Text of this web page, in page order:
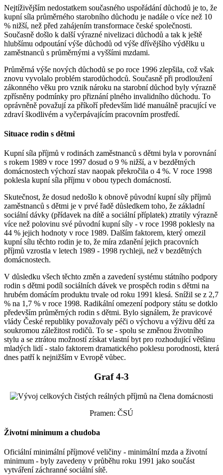
Nejtíživějším nedostatkem současného uspořádání důchodů je to, že
kupní síla průměrného starobního důchodu je nadále o více než 10
% nižší, než před zahájením transformace české společnosti.
Současně došlo k další výrazné nivelizaci důchodů a tak k ještě
hlubšímu odpoutání výše důchodů od výše dřívějšího výdělku u
zaměstnanců s průměrnými a vyššími mzdami.
Průměrná výše nových důchodů se po roce 1996 zlepšila, což však
znovu vyvolalo problém starodůchodců. Současně při prodloužení
zákonného věku pro vznik nároku na starobní důchod byly výrazně
zpřísněny podmínky pro přiznání plného invalidního důchodu. To
oprávněně považují za příkoří především lidé manuálně pracující ve
zdraví škodlivém a vyčerpávajícím pracovním prostředí.
Situace rodin s dětmi
Kupní síla příjmů v rodinách zaměstnanců s dětmi byla v porovnání
s rokem 1989 v roce 1997 dosud o 9 % nižší, a v bezdětných
domácnostech výchozí stav naopak překročila o 4 %. V roce 1998
poklesla kupní síla příjmu v obou typech domácností.
Skutečnost, že dosud nedošlo k obnově původní kupní síly příjmů
zaměstnanců s dětmi je v prvé řadě důsledkem toho, že základní
sociální dávky (přídavek na dítě a sociální příplatek) ztratily výrazně
více než polovinu své původní kupní síly - v roce 1998 poklesly na
44 % jejich hodnoty v roce 1989. Dalším faktorem, který omezil
kupní sílu těchto rodin je to, že míra zdanění jejich pracovních
příjmů vzrostla v letech 1989 - 1998 rychleji, než v bezdětných
domácnostech.
V důsledku všech těchto změn a zavedení systému státního podpory
rodin s dětmi podíl sociálních dávek ve prospěch rodin s dětmi na
hrubém domácím produktu trvale od roku 1991 klesá. Snížil se z 2,7
% na 1,7 % v roce 1998. Radikální omezení podpory státu se dotklo
především průměrných rodin s dětmi. Bylo signálem, že pravicové
vlády České republiky považovaly péči o výchovu a výživu dětí za
soukromou záležitost rodičů. To se - spolu se změnou životního
stylu a se ztrátou možností získat vlastní byt pro rozhodující většinu
mladých lidí - stalo faktorem dramatického poklesu porodnosti, která
dnes patří k nejnižším v Evropě vůbec.
Graf 4-3
Pramen: ČSÚ
Životní minimum a chudoba
Oficiální minimální příjmové veličiny - minimální mzda a životní
minimum - byly zavedeny v průběhu roku 1991 jako součást
vytváření záchranné sociální sítě.